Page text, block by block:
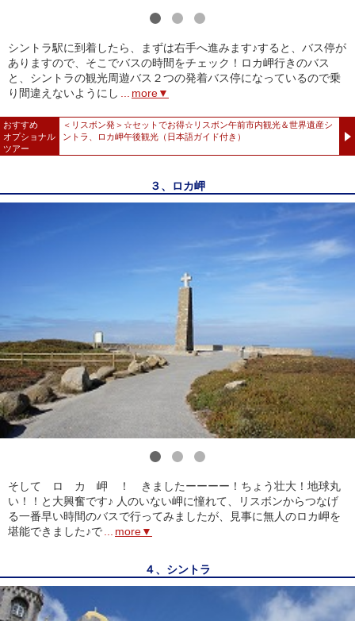
シントラ駅に到着したら、まずは右手へ進みます♪すると、バス停が
ありますので、そこでバスの時間をチェック！ロカ岬行きのバス
と、シントラの観光周遊バス２つの発着バス停になっているので乗
り間違えないようにし ... more▼
おすすめ
オプショナル
ツアー
＜リスボン発＞☆セットでお得☆リスボン午前市内観光＆世界遺産シ
ントラ、ロカ岬午後観光（日本語ガイド付き）
３、ロカ岬
そして ロ カ 岬 ！ きましたーーーー！ちょう壮大！地球丸
い！！と大興奮です♪ 人のいない岬に憧れて、リスボンからつなげ
る一番早い時間のバスで行ってみましたが、見事に無人のロカ岬を
堪能できました♪で... more▼
４、シントラ